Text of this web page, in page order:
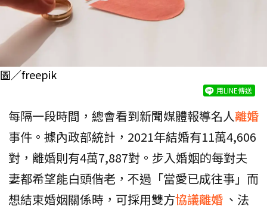
圖／freepik
用LINE傳送
每隔一段時間，總會看到新聞媒體報導名人離婚
事件。據內政部統計，2021年結婚有11萬4,606
對，離婚則有4萬7,887對。步入婚姻的每對夫
妻都希望能白頭偕老，不過「當愛已成往事」而
想結束婚姻關係時，可採用雙方協議離婚 、法